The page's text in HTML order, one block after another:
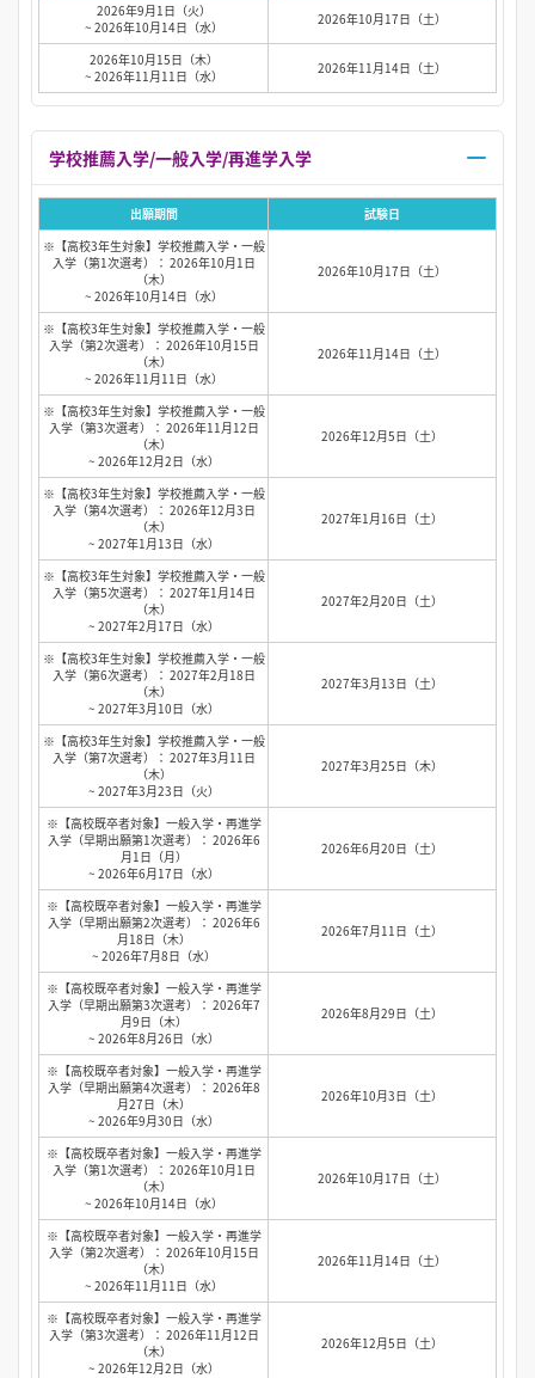
2026年9月1日（火）
~ 2026年10月14日（水）
2026年10月17日（土）
2026年10月15日（木）
~ 2026年11月11日（水）
2026年11月14日（土）
出願期間
試験日
※【高校3年生対象】学校推薦入学・一般
入学（第1次選考）： 2026年10月1日
（木）
~ 2026年10月14日（水）
2026年10月17日（土）
※【高校3年生対象】学校推薦入学・一般
入学（第2次選考）： 2026年10月15日
（木）
~ 2026年11月11日（水）
2026年11月14日（土）
※【高校3年生対象】学校推薦入学・一般
入学（第3次選考）： 2026年11月12日
（木）
~ 2026年12月2日（水）
2026年12月5日（土）
※【高校3年生対象】学校推薦入学・一般
入学（第4次選考）： 2026年12月3日
（木）
~ 2027年1月13日（水）
2027年1月16日（土）
※【高校3年生対象】学校推薦入学・一般
入学（第5次選考）： 2027年1月14日
（木）
~ 2027年2月17日（水）
2027年2月20日（土）
※【高校3年生対象】学校推薦入学・一般
入学（第6次選考）： 2027年2月18日
（木）
~ 2027年3月10日（水）
2027年3月13日（土）
※【高校3年生対象】学校推薦入学・一般
入学（第7次選考）： 2027年3月11日
（木）
~ 2027年3月23日（火）
2027年3月25日（木）
※【高校既卒者対象】一般入学・再進学
入学（早期出願第1次選考）： 2026年6
月1日（月）
~ 2026年6月17日（水）
2026年6月20日（土）
※【高校既卒者対象】一般入学・再進学
入学（早期出願第2次選考）： 2026年6
月18日（木）
~ 2026年7月8日（水）
2026年7月11日（土）
※【高校既卒者対象】一般入学・再進学
入学（早期出願第3次選考）： 2026年7
月9日（木）
~ 2026年8月26日（水）
2026年8月29日（土）
※【高校既卒者対象】一般入学・再進学
入学（早期出願第4次選考）： 2026年8
月27日（木）
~ 2026年9月30日（水）
2026年10月3日（土）
※【高校既卒者対象】一般入学・再進学
入学（第1次選考）： 2026年10月1日
（木）
~ 2026年10月14日（水）
2026年10月17日（土）
※【高校既卒者対象】一般入学・再進学
入学（第2次選考）： 2026年10月15日
（木）
~ 2026年11月11日（水）
2026年11月14日（土）
※【高校既卒者対象】一般入学・再進学
入学（第3次選考）： 2026年11月12日
（木）
~ 2026年12月2日（水）
2026年12月5日（土）